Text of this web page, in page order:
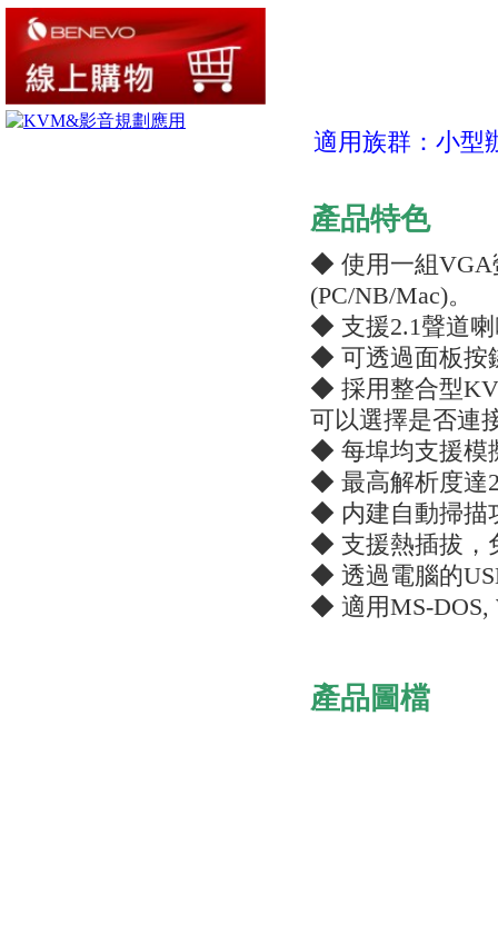
適用族群：小型
產品特色
◆ 使用一組VGA
(PC/NB/Mac)。
◆ 支援2.1聲道
◆ 可透過面板按
◆ 採用整合型
可以選擇是否連
◆ 每埠均支援模
◆ 最高解析度達
◆ 内建自動掃描
◆ 支援熱插拔，
◆ 透過電腦的
◆ 適用MS-DOS,
產品圖檔